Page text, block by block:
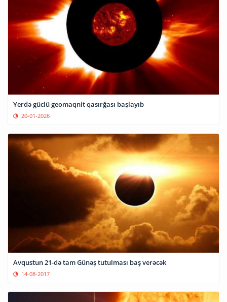
Yerdə güclü geomaqnit qasırğası başlayıb
20-01-2026
Avqustun 21-də tam Günəş tutulması baş verəcək
14-08-2017